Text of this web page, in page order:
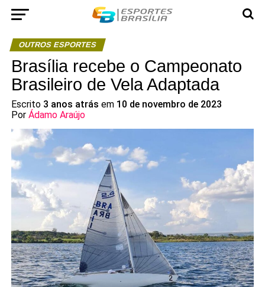
OUTROS ESPORTES
Brasília recebe o Campeonato
Brasileiro de Vela Adaptada
Escrito 3 anos atrás em 10 de novembro de 2023
Por Ádamo Araújo